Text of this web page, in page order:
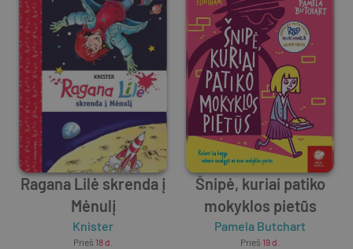
Ragana Lilė skrenda į
Mėnulį
Knister
Prieš 18 d.
Šnipė, kuriai patiko
mokyklos pietūs
Pamela Butchart
Prieš 19 d.